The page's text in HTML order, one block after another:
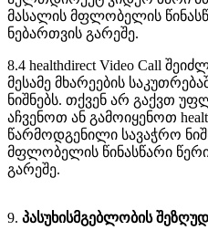
მასალის მფლობელის წინასწ
ნებართვის გარეშე.
8.4 healthdirect Video Call შეიძ
მესამე მხარეების საკუთრება
ნიშნებს. თქვენ არ გაქვთ უფ
აჩვენოთ ან გამოიყენოთ
წარმოდგენილი სავაჭრო ნიშ
მფლობელის წინასწარი წერ
გარეშე.
9. პასუხისმგებლობის შეზღუდ